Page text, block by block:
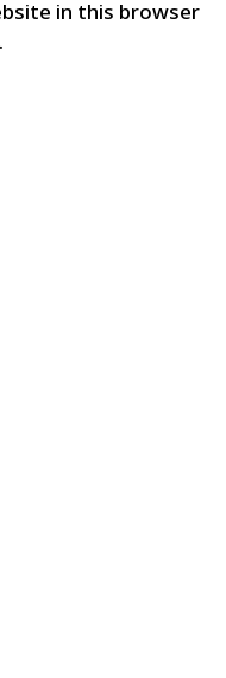
in this browser